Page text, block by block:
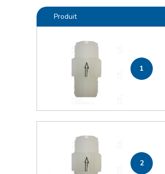
Produit
1
2